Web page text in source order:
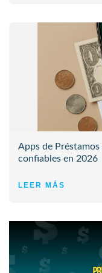
Apps de
confiables en 2026
LEER MÁS